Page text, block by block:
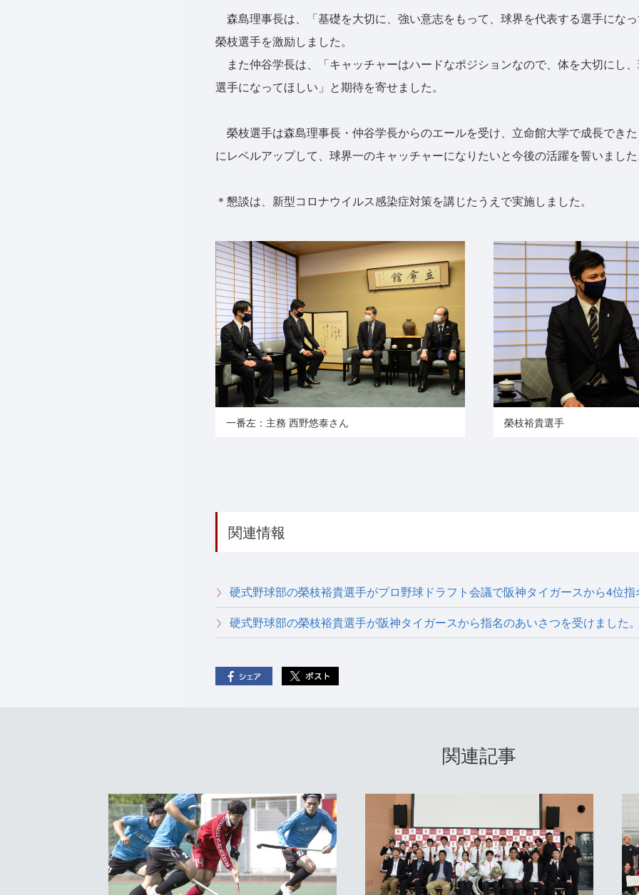
森島理事長は、「基礎を大切に、強い意志をもって、球界を代表する選手にな
榮枝選手を激励しました。
また仲谷学長は、「キャッチャーはハードなポジションなので、体を大切にし
選手になってほしい」と期待を寄せました。
榮枝選手は森島理事長・仲谷学長からのエールを受け、立命館大学で成長でき
にレベルアップして、球界一のキャッチャーになりたいと今後の活躍を誓いまし
＊懇談は、新型コロナウイルス感染症対策を講じたうえで実施しました。
一番左：主務 西野悠泰さん 榮枝裕貴選手
関連情報
硬式野球部の榮枝裕貴選手がプロ野球ドラフト会議で阪神タイガースから4位指
硬式野球部の榮枝裕貴選手が阪神タイガースから指名のあいさつを受けました
関連記事